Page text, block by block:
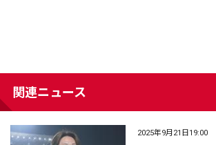
関連ニュース
2025年9月21日19:00